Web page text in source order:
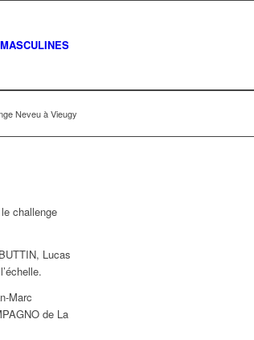
Neveu à Vieugy
challenge
Lucas
Marc
de La